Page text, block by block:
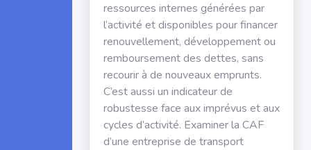
ressources internes générées par
l’activité et disponibles pour financer
renouvellement, développement ou
remboursement des dettes, sans
recourir à de nouveaux emprunts.
C’est aussi un indicateur de
robustesse face aux imprévus et aux
cycles d’activité. Examiner la CAF
d’une entreprise de transport